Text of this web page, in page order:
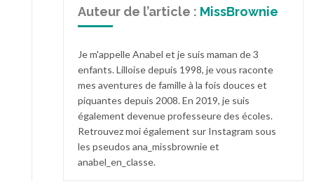
Auteur de l’article : MissBrownie
Je m'appelle Anabel et je suis maman de 3
enfants. Lilloise depuis 1998, je vous raconte
mes aventures de famille à la fois douces et
piquantes depuis 2008. En 2019, je suis
également devenue professeure des écoles.
Retrouvez moi également sur Instagram sous
les pseudos ana_missbrownie et
anabel_en_classe.